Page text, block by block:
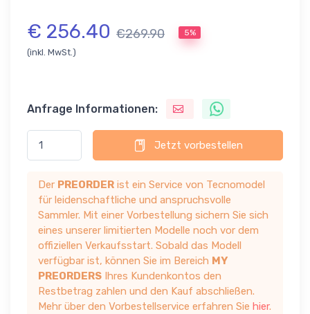
€ 256.40 €269.90 5%
(inkl. MwSt.)
Anfrage Informationen:
Jetzt vorbestellen
Der PREORDER ist ein Service von Tecnomodel
für leidenschaftliche und anspruchsvolle
Sammler. Mit einer Vorbestellung sichern Sie sich
eines unserer limitierten Modelle noch vor dem
offiziellen Verkaufsstart. Sobald das Modell
verfügbar ist, können Sie im Bereich MY
PREORDERS Ihres Kundenkontos den
Restbetrag zahlen und den Kauf abschließen.
Mehr über den Vorbestellservice erfahren Sie hier.